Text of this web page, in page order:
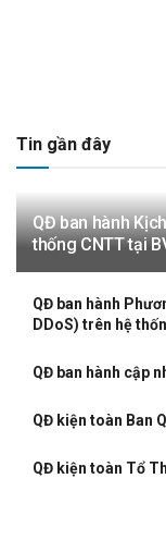
Tin gần đây
QĐ ban hành
thống CNTT tại
QĐ ban hành
DDoS) trên hệ
QĐ ban hành cập
QĐ kiện toàn Ban
QĐ kiện toàn Tổ